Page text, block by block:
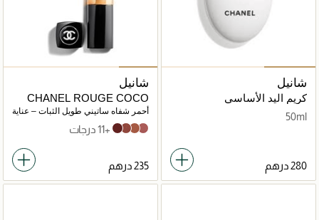
شانيل
كريم اليد الأساسي
50ml
شانيل
CHANEL ROUGE COCO
أحمر شفاه ساتيني طويل الثبات – عناية
مرطبة ومنعمة للشفاه
MADEMOISELLE
DEAUVILLE
PARIS 1ER
LOS ANGELES
+11 درجات